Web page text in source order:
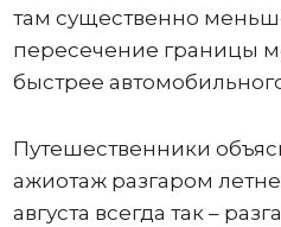
там существенно
пересечение границы
быстрее
Путешественники
ажиотаж разгаром
августа всегда так –